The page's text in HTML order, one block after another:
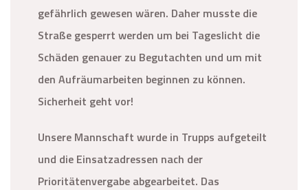
gefährlich gewesen wären. Daher musste die
Straße gesperrt werden um bei Tageslicht die
Schäden genauer zu Begutachten und um mit
den Aufräumarbeiten beginnen zu können.
Sicherheit geht vor!
Unsere Mannschaft wurde in Trupps aufgeteilt
und die Einsatzadressen nach der
Prioritätenvergabe abgearbeitet. Das